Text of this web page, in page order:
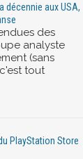
décennie aux USA,
des
analyste
(sans
tout
PlayStation Store